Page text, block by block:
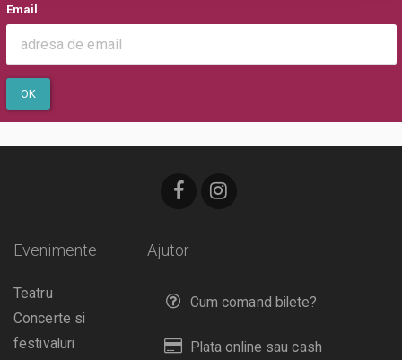
Email
OK
Ajutor
Cum comand bilete?
Plata online sau cash
Evenimente
Teatru
Concerte si
festivaluri